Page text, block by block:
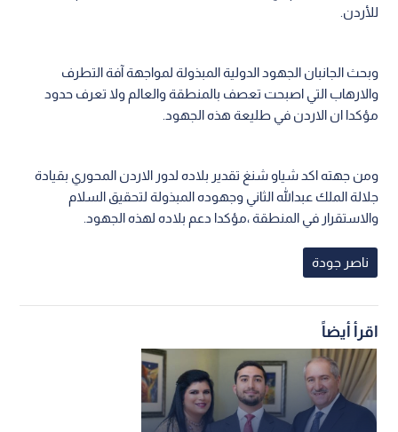
للأردن.
وبحث الجانبان الجهود الدولية المبذولة لمواجهة آفة التطرف
والارهاب التي اصبحت تعصف بالمنطقة والعالم ولا تعرف حدود
مؤكدا ان الاردن في طليعة هذه الجهود.
ومن جهته اكد شياو شنغ تقدير بلاده لدور الاردن المحوري بقيادة
جلالة الملك عبدالله الثاني وجهوده المبذولة لتحقيق السلام
والاستقرار في المنطقة ،مؤكدا دعم بلاده لهذه الجهود.
ناصر جودة
اقرأ أيضاً